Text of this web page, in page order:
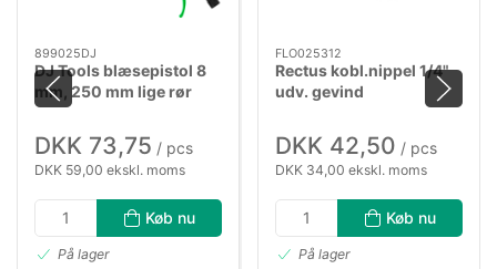
899025DJ
DJ Tools blæsepistol 8
mm, 250 mm lige rør
DKK 73,75 / pcs
DKK 59,00 ekskl. moms
Køb nu
På lager
FLO025312
Rectus kobl.nippel 1/4"
udv. gevind
DKK 42,50 / pcs
DKK 34,00 ekskl. moms
Køb nu
På lager